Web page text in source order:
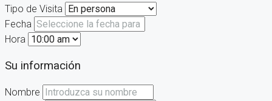
Tipo de Visita
Fecha
Hora
Su información
Nombre